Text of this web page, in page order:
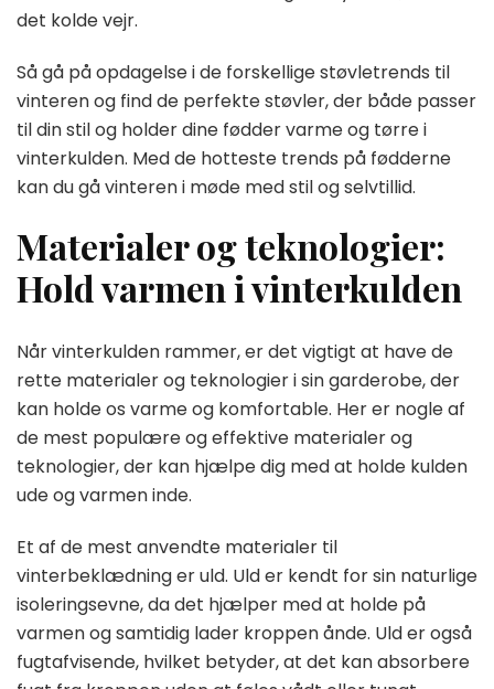
det kolde vejr.
Så gå på opdagelse i de forskellige støvletrends til
vinteren og find de perfekte støvler, der både passer
til din stil og holder dine fødder varme og tørre i
vinterkulden. Med de hotteste trends på fødderne
kan du gå vinteren i møde med stil og selvtillid.
Materialer og teknologier:
Hold varmen i vinterkulden
Når vinterkulden rammer, er det vigtigt at have de
rette materialer og teknologier i sin garderobe, der
kan holde os varme og komfortable. Her er nogle af
de mest populære og effektive materialer og
teknologier, der kan hjælpe dig med at holde kulden
ude og varmen inde.
Et af de mest anvendte materialer til
vinterbeklædning er uld. Uld er kendt for sin naturlige
isoleringsevne, da det hjælper med at holde på
varmen og samtidig lader kroppen ånde. Uld er også
fugtafvisende, hvilket betyder, at det kan absorbere